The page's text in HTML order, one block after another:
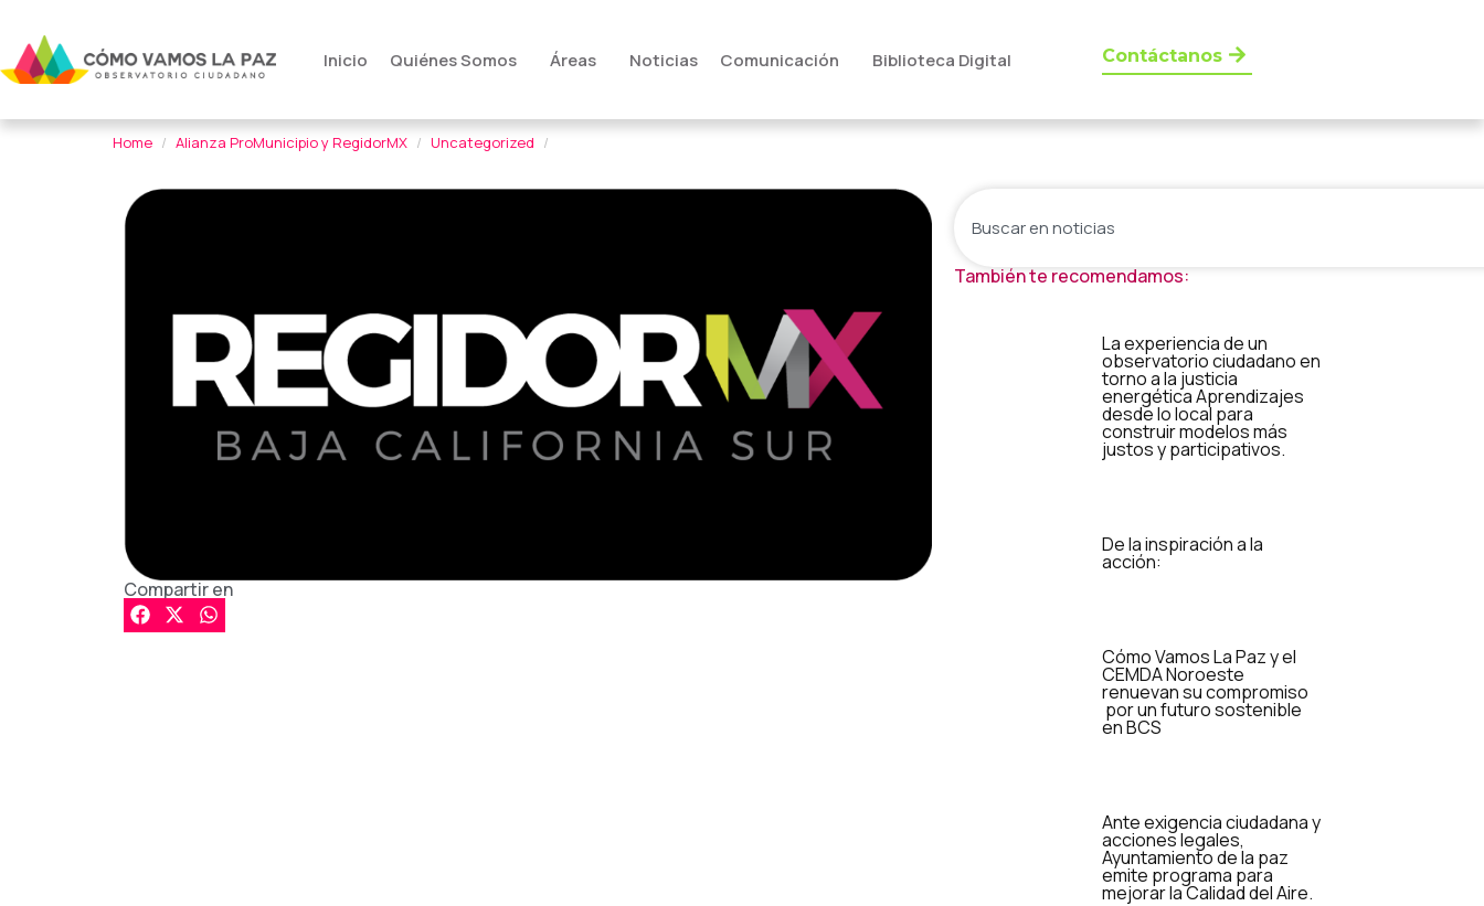
Inicio Quiénes Somos Áreas Noticias Comunicación Biblioteca Digital Contáctanos
Home Alianza ProMunicipio y RegidorMX Uncategorized
Compartir en
También te recomendamos:
La experiencia de un
observatorio ciudadano en
torno a la justicia
energética Aprendizajes
desde lo local para
construir modelos más
justos y participativos.
De la inspiración a la
acción:
Cómo Vamos La Paz y el
CEMDA Noroeste
renuevan su compromiso
por un futuro sostenible
en BCS
Ante exigencia ciudadana y
acciones legales,
Ayuntamiento de la paz
emite programa para
mejorar la Calidad del Aire.